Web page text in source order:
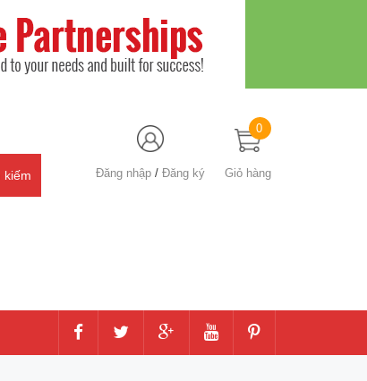
Đăng nhập / Đăng ký Giỏ hàng
0